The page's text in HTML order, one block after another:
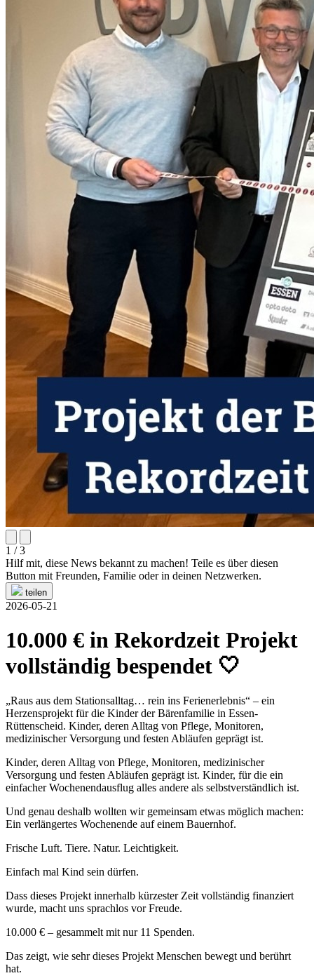
1 / 3
Hilf mit, diese News bekannt zu machen! Teile es über diesen
Button mit Freunden, Familie oder in deinen Netzwerken.
teilen
2026-05-21
10.000 € in Rekordzeit Projekt
vollständig bespendet 🤍
„Raus aus dem Stationsalltag… rein ins Ferienerlebnis“ – ein
Herzensprojekt für die Kinder der Bärenfamilie in Essen-
Rüttenscheid. Kinder, deren Alltag von Pflege, Monitoren,
medizinischer Versorgung und festen Abläufen geprägt ist.
Kinder, deren Alltag von Pflege, Monitoren, medizinischer
Versorgung und festen Abläufen geprägt ist. Kinder, für die ein
einfacher Wochenendausflug alles andere als selbstverständlich ist.
Und genau deshalb wollten wir gemeinsam etwas möglich machen:
Ein verlängertes Wochenende auf einem Bauernhof.
Frische Luft. Tiere. Natur. Leichtigkeit.
Einfach mal Kind sein dürfen.
Dass dieses Projekt innerhalb kürzester Zeit vollständig finanziert
wurde, macht uns sprachlos vor Freude.
10.000 € – gesammelt mit nur 11 Spenden.
Das zeigt, wie sehr dieses Projekt Menschen bewegt und berührt
hat.